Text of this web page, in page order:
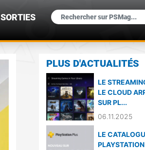
SORTIES
PLUS D'ACTUALITÉS
LE
LE CLOUD
SUR PL...
06.11.2025
LE